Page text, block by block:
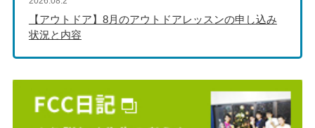
【アウトドア】8月のアウトドアレッスンの申し込み
状況と内容